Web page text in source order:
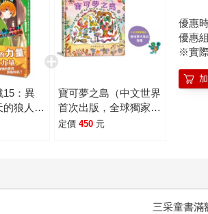
15：異
狼人遊
寶可夢之島（中文世界
首次出版，全球獨家贈
品：寶可夢大集合海
定價 450 元
優惠
優惠
※實
三采童書滿額